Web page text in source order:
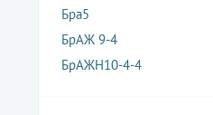
Бра5
БрАЖ 9-4
БрАЖН10-4-4